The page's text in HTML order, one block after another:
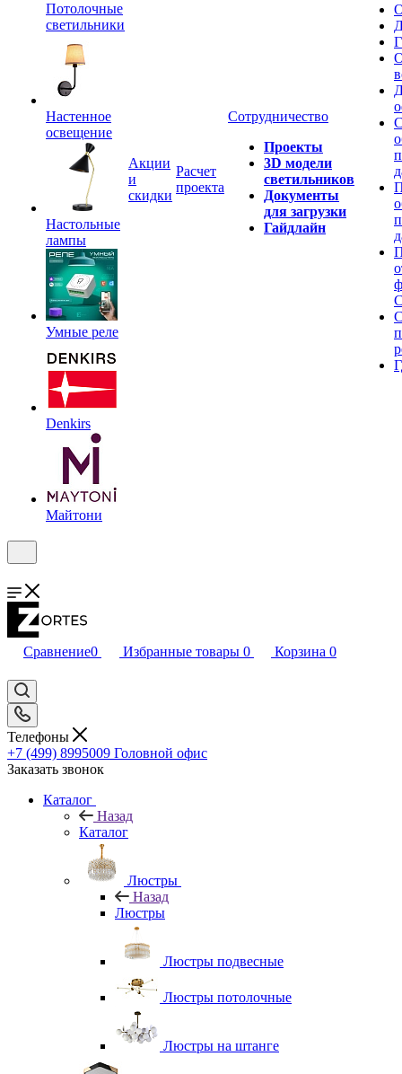
Потолочные
светильники
Настенное
освещение
Настольные
лампы
Умные реле
Denkirs
Майтони
Акции
и
скидки
Расчет
проекта
Сотрудничество
Проекты
3D модели
светильников
Документы
для загрузки
Гайдлайн
Сравнение0 Избранные товары 0 Корзина 0
Телефоны
+7 (499) 8995009 Головной офис
Заказать звонок
Каталог
Назад
Каталог
Люстры
Назад
Люстры
Люстры подвесные
Люстры потолочные
Люстры на штанге